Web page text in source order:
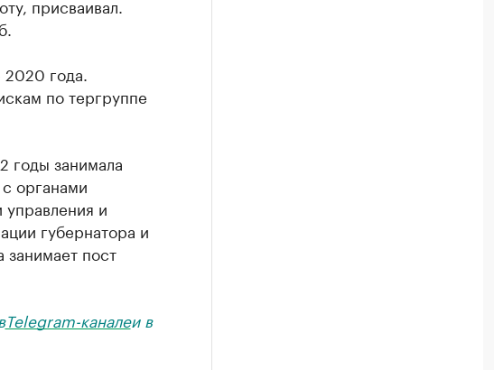
присваивал.
года.
по тергруппе
годы занимала
органами
управления и
губернатора и
занимает пост
Telegram-каналеи в